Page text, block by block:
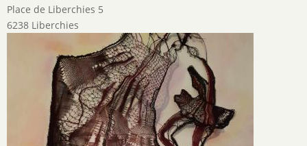
Place de Liberchies 5
6238 Liberchies